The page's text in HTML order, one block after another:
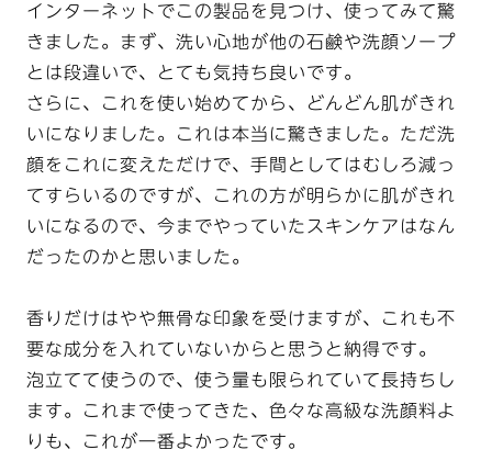
インターネットでこの製品を見つけ、使ってみて驚
きました。まず、洗い心地が他の石鹸や洗顔ソープ
とは段違いで、とても気持ち良いです。
さらに、これを使い始めてから、どんどん肌がきれ
いになりました。これは本当に驚きました。ただ洗
顔をこれに変えただけで、手間としてはむしろ減っ
てすらいるのですが、これの方が明らかに肌がきれ
いになるので、今までやっていたスキンケアはなん
だったのかと思いました。
香りだけはやや無骨な印象を受けますが、これも不
要な成分を入れていないからと思うと納得です。
泡立てて使うので、使う量も限られていて長持ちし
ます。これまで使ってきた、色々な高級な洗顔料よ
りも、これが一番よかったです。